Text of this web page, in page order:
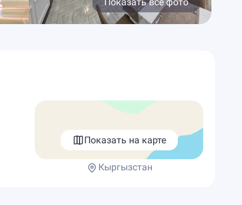
Показать на карте
Кыргызстан